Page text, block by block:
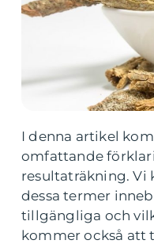
I denna artikel
omfattande
resultaträkning. Vi
dessa termer
tillgängliga och
kommer också att